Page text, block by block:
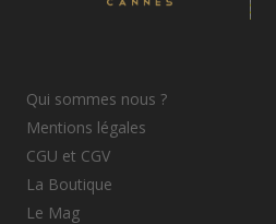
Qui sommes nous ?
Mentions légales
CGU et CGV
La Boutique
Le Mag